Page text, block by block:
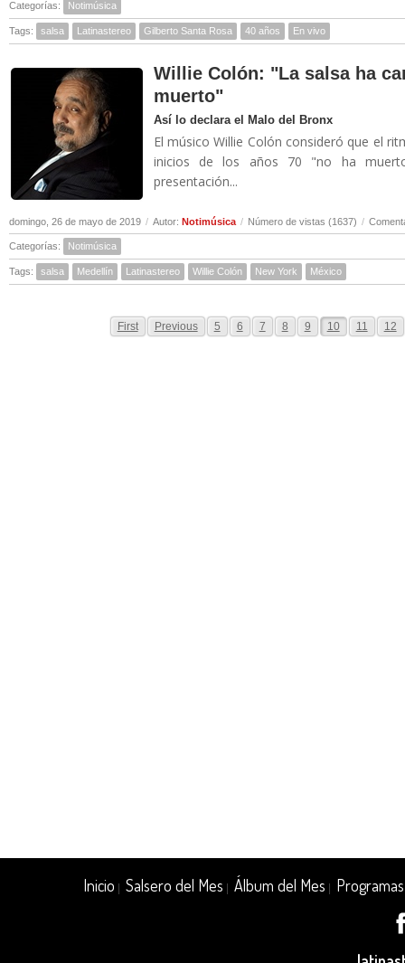
Categorías: Notimúsica
Tags: salsa Latinastereo Gilberto Santa Rosa 40 años En vivo
Willie Colón: "La salsa ha
muerto"
Así lo declara el Malo del Bronx
El músico Willie Colón consideró que el
inicios de los años 70 "no ha
presentación...
domingo, 26 de mayo de 2019 / Autor: Notimúsica / Número de vistas (1637) /
Categorías: Notimúsica
Tags: salsa Medellín Latinastereo Willie Colón New York México
First Previous 5 6 7 8 9 10 11 12
Inicio |Salsero del Mes |Álbum del Mes Programas